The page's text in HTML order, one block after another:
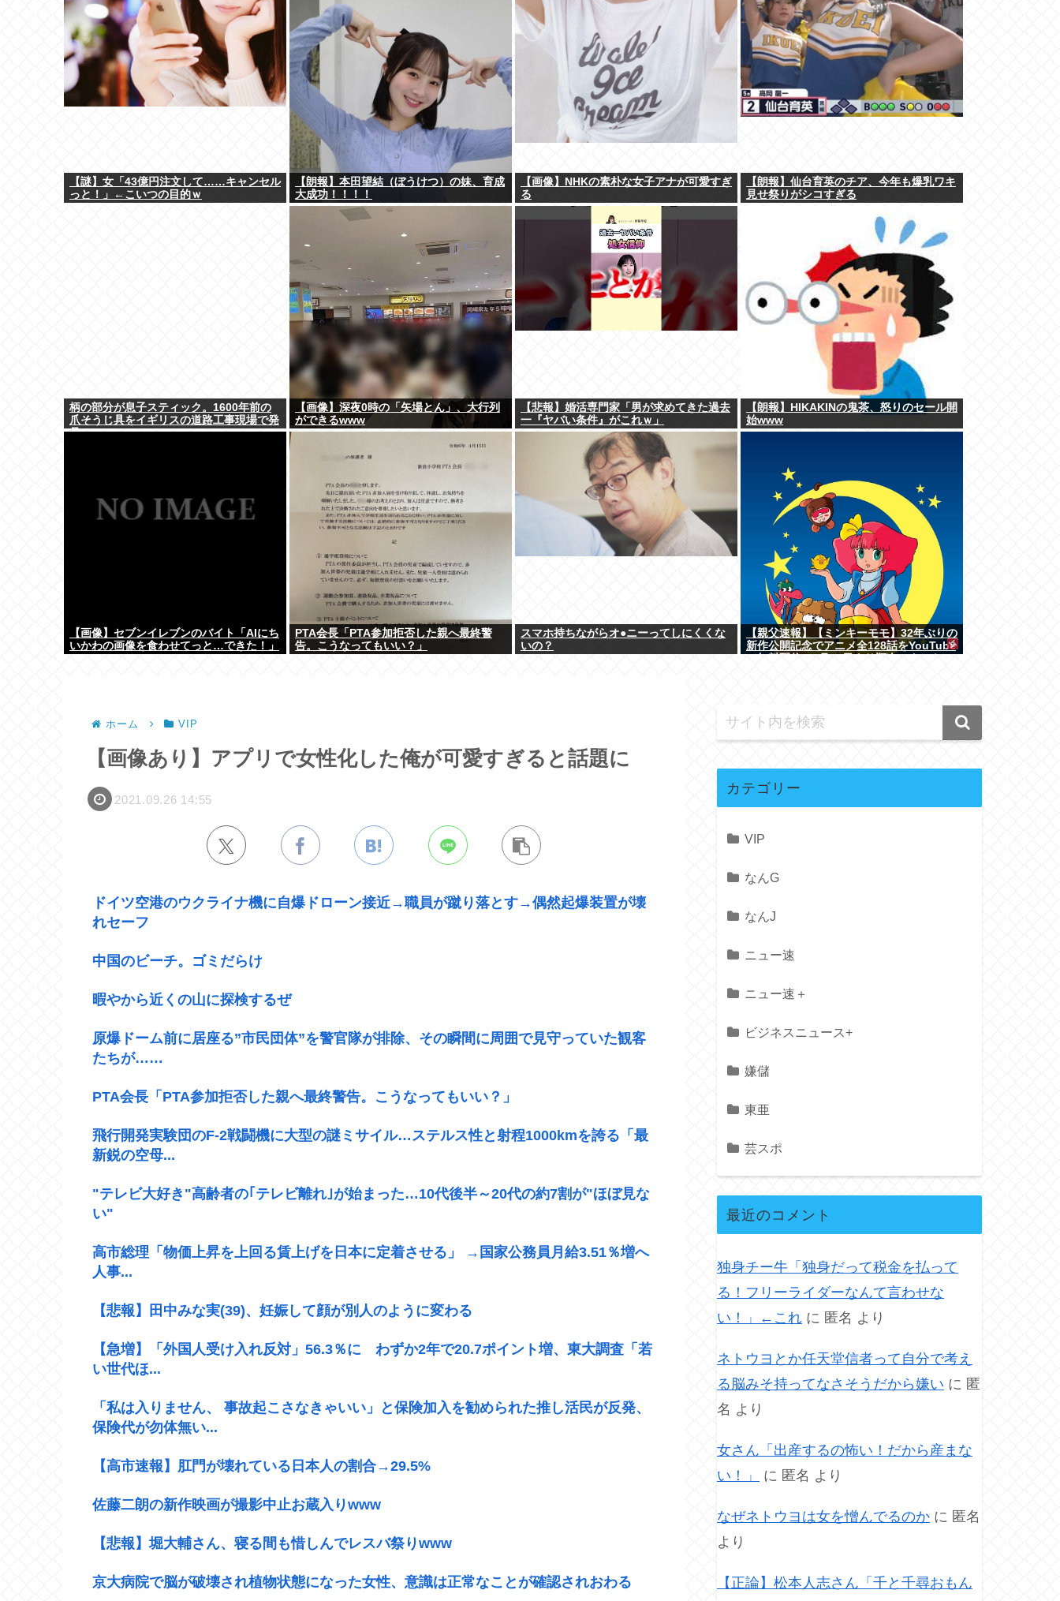
【謎】女「43億円注文して……キャンセル
っと！」←こいつの目的ｗ
【朗報】本田望結（ぼうけつ）の妹、育成
大成功！！！！
【画像】NHKの素朴な女子アナが可愛すぎ
る
【朗報】仙台育英のチア、今年も爆乳ワキ
見せ祭りがシコすぎる
柄の部分が息子スティック。1600年前の
爪そうじ具をイギリスの道路工事現場で発
見
【画像】深夜0時の「矢場とん」、大行列
ができるwww
【悲報】婚活専門家「男が求めてきた過去
一『ヤバい条件』がこれｗ」
【朗報】HIKAKINの鬼茶、怒りのセール開
始www
【画像】セブンイレブンのバイト「AIにち
いかわの画像を食わせてっと…できた！」
PTA会長「PTA参加拒否した親へ最終警
告。こうなってもいい？」
スマホ持ちながらオ●ニーってしにくくな
いの？
【親父速報】【ミンキーモモ】32年ぶりの
新作公開記念でアニメ全128話をYouTube
ホーム VIP
【画像あり】アプリで女性化した俺が可愛すぎると話題に
2021.09.26 14:55
ドイツ空港のウクライナ機に自爆ドローン接近→職員が蹴り落とす→偶然起爆装置が壊
れセーフ
中国のビーチ。ゴミだらけ
暇やから近くの山に探検するぜ
原爆ドーム前に居座る”市民団体”を警官隊が排除、その瞬間に周囲で見守っていた観客
たちが……
PTA会長「PTA参加拒否した親へ最終警告。こうなってもいい？」
飛行開発実験団のF-2戦闘機に大型の謎ミサイル…ステルス性と射程1000kmを誇る「最
新鋭の空母...
"テレビ大好き"高齢者の｢テレビ離れ｣が始まった…10代後半～20代の約7割が"ほぼ見な
い"
高市総理「物価上昇を上回る賃上げを日本に定着させる」 →国家公務員月給3.51％増へ
人事...
【悲報】田中みな実(39)、妊娠して顔が別人のように変わる
【急増】「外国人受け入れ反対」56.3％に わずか2年で20.7ポイント増、東大調査「若
い世代ほ...
「私は入りません、 事故起こさなきゃいい」と保険加入を勧められた推し活民が反発、
保険代が勿体無い...
【高市速報】肛門が壊れている日本人の割合→29.5%
佐藤二朗の新作映画が撮影中止お蔵入りwww
【悲報】堀大輔さん、寝る間も惜しんでレスバ祭りwww
京大病院で脳が破壊され植物状態になった女性、意識は正常なことが確認されおわる
カテゴリー
VIP
なんG
なんJ
ニュー速
ニュー速＋
ビジネスニュース+
嫌儲
東亜
芸スポ
最近のコメント
独身チー牛「独身だって税金を払って
る！フリーライダーなんて言わせな
い！」←これ に 匿名 より
ネトウヨとか任天堂信者って自分で考え
る脳みそ持ってなさそうだから嫌い に 匿
名 より
女さん「出産するの怖い！だから産まな
い！」
に 匿名 より
なぜネトウヨは女を憎んでるのか に 匿名
より
【正論】松本人志さん「千と千尋おもん